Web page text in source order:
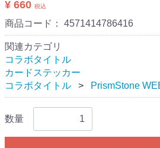
¥ 660 税込
商品コード： 4571414786416
関連カテゴリ
コラボタイトル
カードステッカー
コラボタイトル
PrismStone
数量